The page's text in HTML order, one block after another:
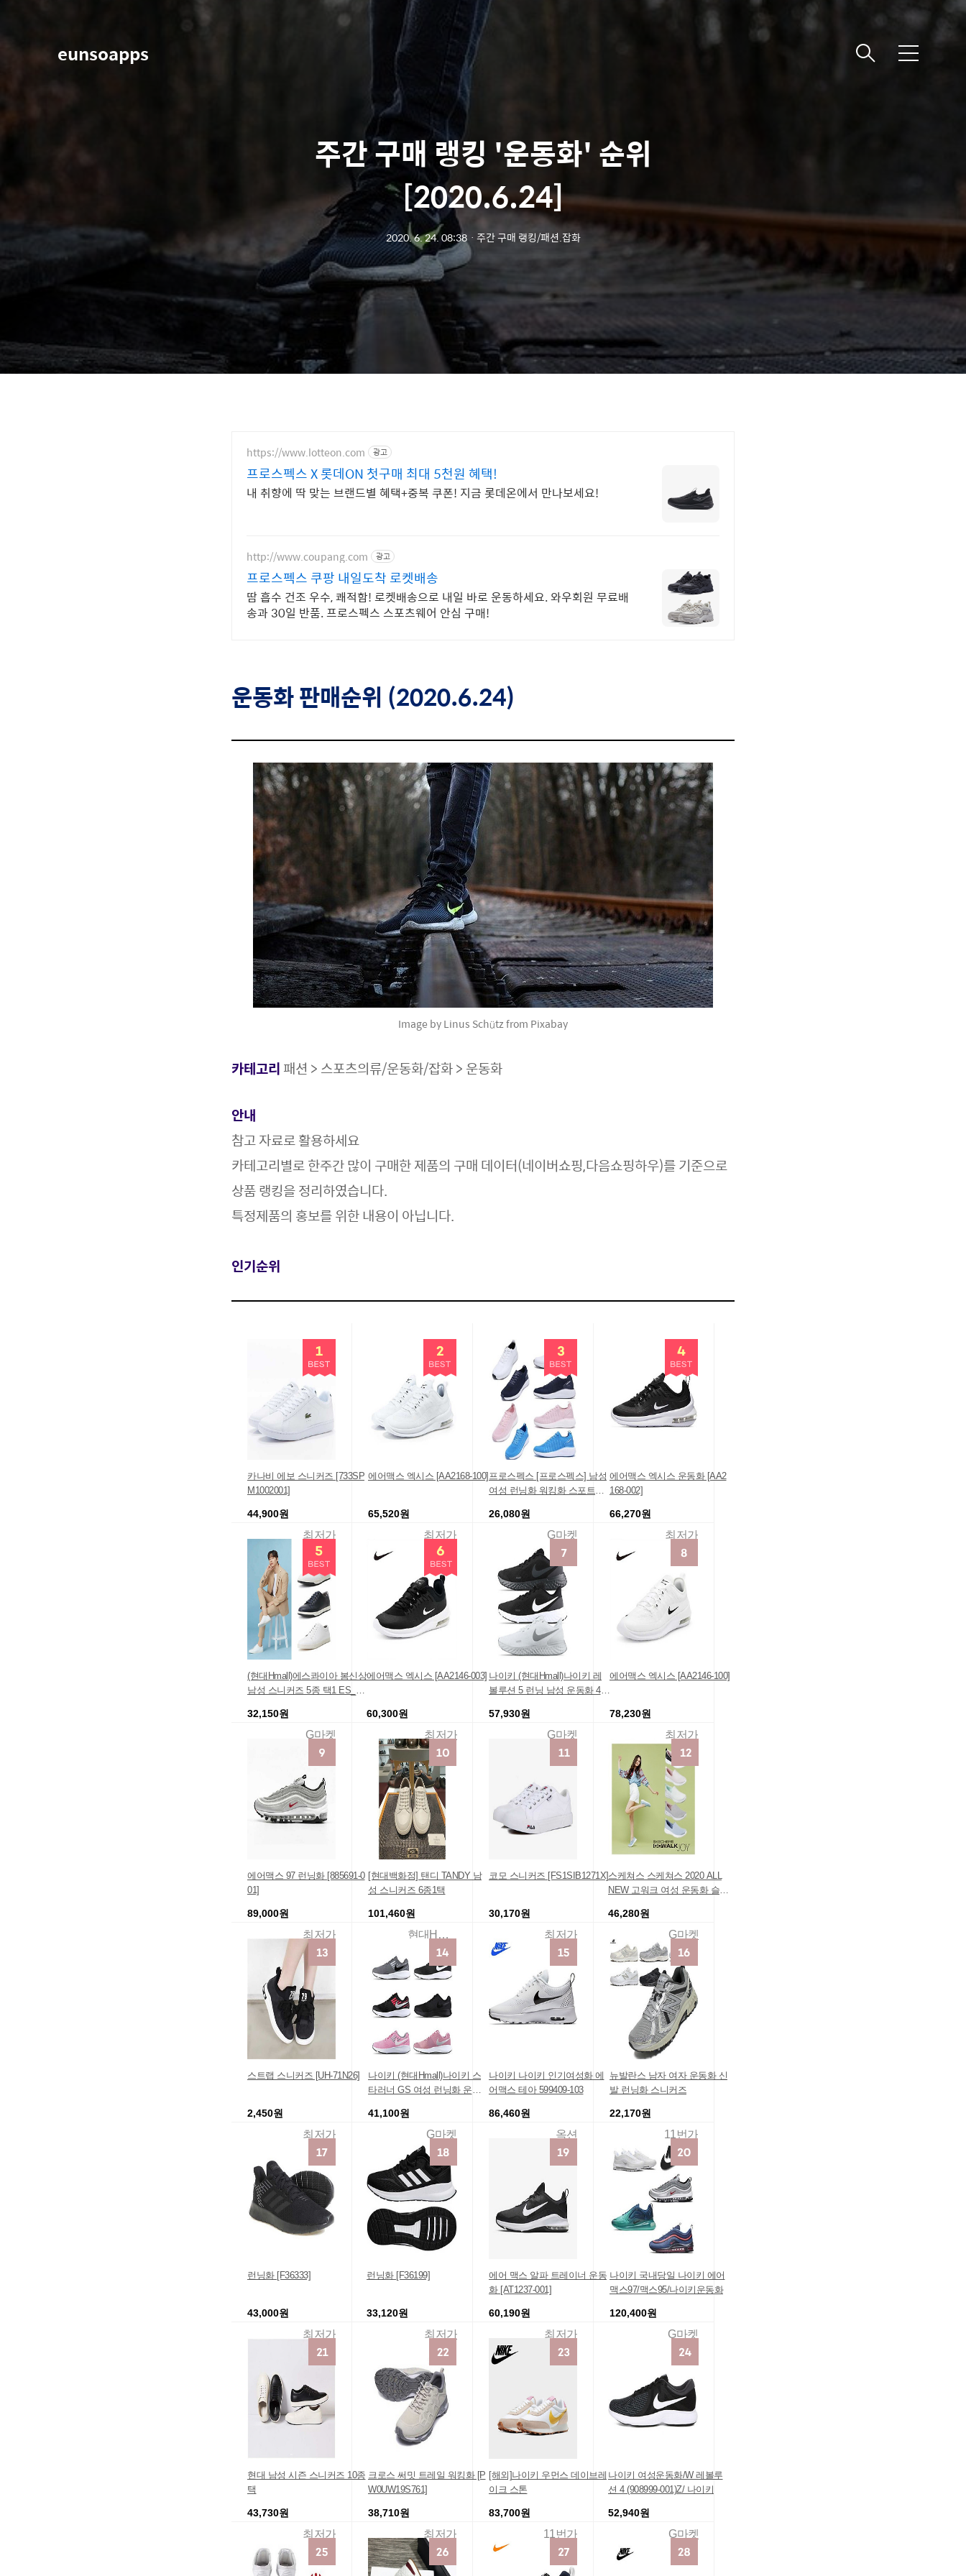
eunsoapps 메
주간 구매 랭킹 '운동화' 순위
[2020.6.24]
2020. 6. 24. 08:38ㆍ 주간 구매 랭킹/패션.잡화
https://www.lotteon.com 광고
프로스펙스 X 롯데ON 첫구매 최대 5천원 혜택!
내 취향에 딱 맞는 브랜드별 혜택+중복 쿠폰! 지금 롯데온에서 만나보세요!
http://www.coupang.com 광고
프로스펙스 쿠팡 내일도착 로켓배송
땀 흡수 건조 우수, 쾌적함! 로켓배송으로 내일 바로 운동하세요. 와우회원 무료배
송과 30일 반품. 프로스펙스 스포츠웨어 안심 구매!
운동화판매순위 (2020.6.24)
Image by Linus Schütz from Pixabay
카테고리 패션 > 스포츠의류/운동화/잡화 > 운동화
안내
참고 자료로 활용하세요
카테고리별로 한주간 많이 구매한 제품의 구매 데이터(네이버쇼핑,다음쇼핑하우)를 기준으로
상품 랭킹을 정리하였습니다.
특정제품의 홍보를 위한 내용이 아닙니다.
인기순위
카나비 에보 스니커즈 [733SP
M1002001]
44,900원
최저가
에어맥스 엑시스 [AA2168-100]
65,520원
최저가
프로스펙스 [프로스펙스] 남성
여성 런닝화 워킹화 스포트라
26,080원
G마켓
에어맥스 엑시스 운동화 [AA2
168-002]
66,270원
최저가
(현대Hmall)에스콰이아 봄신상
남성 스니커즈 5종 택1 ES_31
32,150원
G마켓
에어맥스 엑시스 [AA2146-003]
60,300원
최저가
나이키 (현대Hmall)나이키 레
볼루션 5 런닝 남성 운동화 4종
57,930원
G마켓
에어맥스 엑시스 [AA2146-100]
78,230원
최저가
에어맥스 97 런닝화 [885691-0
01]
89,000원
최저가
[현대백화점] 탠디 TANDY 남
성 스니커즈 6종1택
101,460원
현대Hmall
코모 스니커즈 [FS1SIB1271X]
30,170원
최저가
스케쳐스 스케쳐스 2020 ALL
NEW 고워크 여성 운동화 슬립
46,280원
G마켓
스트랩 스니커즈 [UH-71N26]
2,450원
최저가
나이키 (현대Hmall)나이키 스
타러너 GS 여성 런닝화 운동
41,100원
G마켓
나이키 나이키 인기여성화 에
어맥스 테아 599409-103
86,460원
옥션
뉴발란스 남자 여자 운동화 신
발 런닝화 스니커즈
22,170원
11번가
런닝화 [F36333]
43,000원
최저가
런닝화 [F36199]
33,120원
최저가
에어 맥스 알파 트레이너 운동
화 [AT1237-001]
60,190원
최저가
나이키 국내당일 나이키 에어
맥스97/맥스95/나이키운동화
120,400원
G마켓
현대 남성 시즌 스니커즈 10종
택
43,730원
최저가
크로스 써밋 트레일 워킹화 [P
W0UW19S761]
38,710원
최저가
[해외]나이키 우먼스 데이브레
이크 스톤
83,700원
11번가
나이키 여성운동화/W 레볼루
션 4 (908999-001)Z/ 나이키
52,940원
G마켓